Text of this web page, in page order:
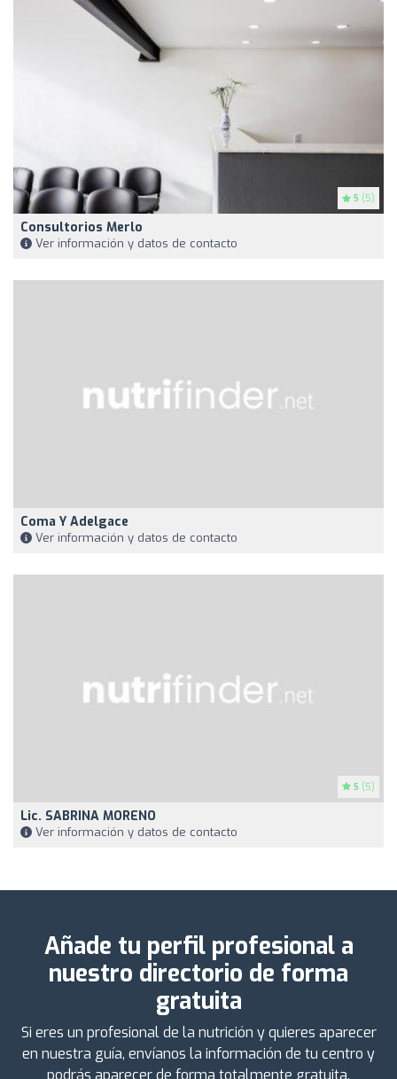
5 (5)
Consultorios Merlo
Ver información y datos de contacto
Coma Y Adelgace
Ver información y datos de contacto
5 (5)
Lic. SABRINA MORENO
Ver información y datos de contacto
Añade tu perfil profesional a
nuestro directorio de forma
gratuita
Si eres un profesional de la nutrición y quieres aparecer
en nuestra guía, envíanos la información de tu centro y
podrás aparecer de forma totalmente gratuita.